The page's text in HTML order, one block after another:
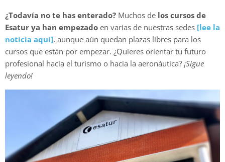
¿Todavía no te has enterado? Muchos de los cursos de
Esatur ya han empezado en varias de nuestras sedes [lee la
noticia aquí], aunque aún quedan plazas libres para los
cursos que están por empezar. ¿Quieres orientar tu futuro
profesional hacia el turismo o hacia la aeronáutica? ¡Sigue
leyendo!